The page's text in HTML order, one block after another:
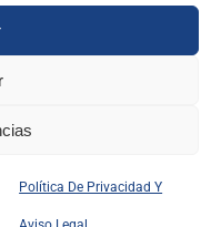
Política De Privacidad Y
DE LA